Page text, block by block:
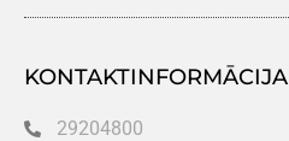
KONTAKTINFORMĀCIJA
29204800